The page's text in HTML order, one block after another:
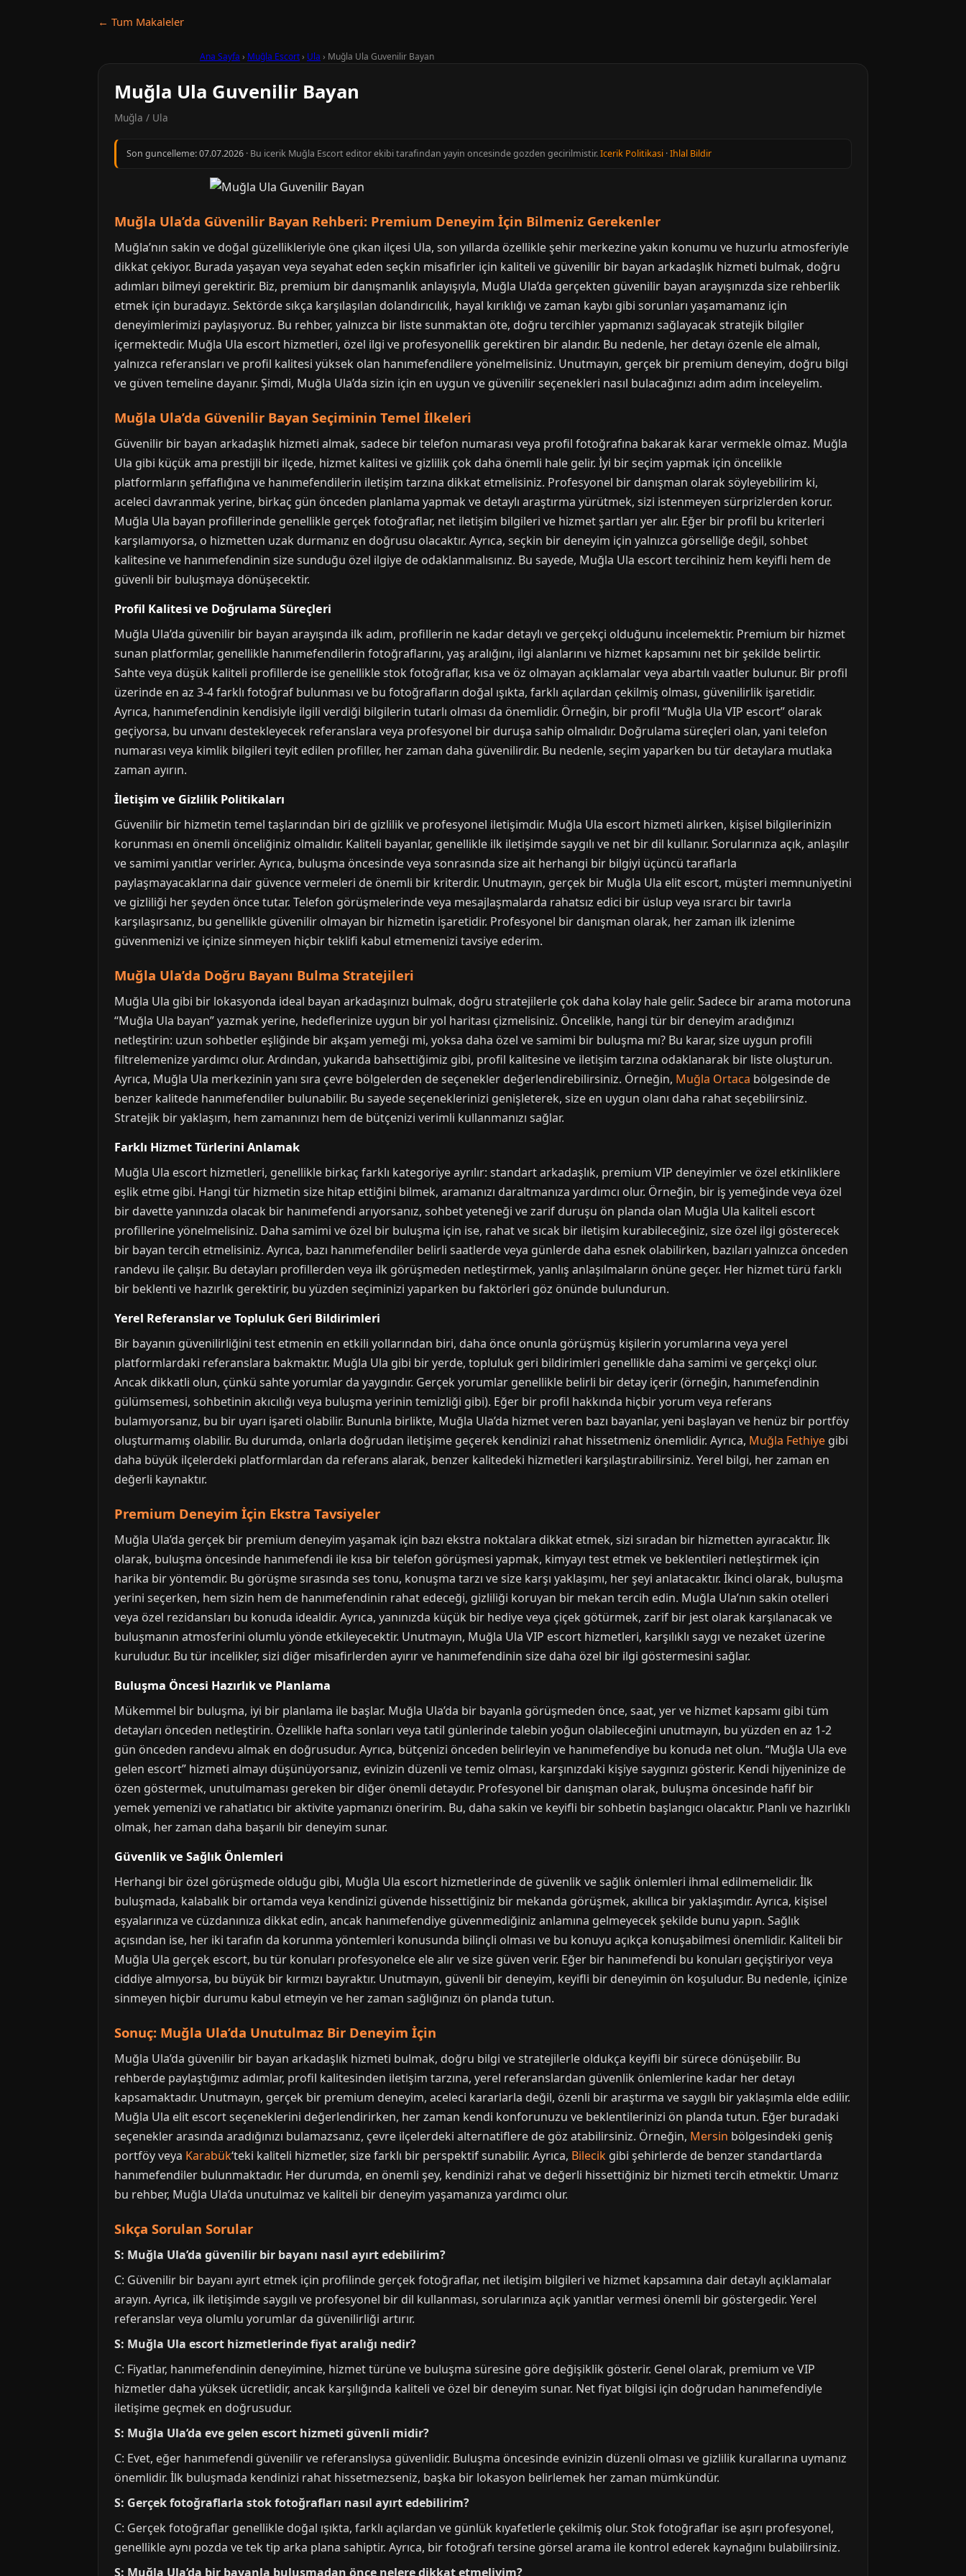
← Tum Makaleler
Ana Sayfa › Muğla Escort› Ula › Muğla Ula Guvenilir Bayan
Muğla Ula Guvenilir Bayan
Muğla / Ula
Son guncelleme:07.07.2026 · Bu icerik Muğla Escort editor ekibi tarafindan yayin oncesinde gozden gecirilmistir.Icerik Politikasi ·Ihlal Bildir
Muğla Ula’da Güvenilir Bayan Rehberi: Premium Deneyim İçin Bilmeniz Gerekenler
Muğla’nın sakin ve doğal güzellikleriyle öne çıkan ilçesi Ula, son yıllarda özellikle şehir merkezine yakın konumu ve huzurlu atmosferiyle
dikkat çekiyor. Burada yaşayan veya seyahat eden seçkin misafirler için kaliteli ve güvenilir bir bayan arkadaşlık hizmeti bulmak, doğru
adımları bilmeyi gerektirir. Biz, premium bir danışmanlık anlayışıyla, Muğla Ula’da gerçekten güvenilir bayan arayışınızda size rehberlik
etmek için buradayız. Sektörde sıkça karşılaşılan dolandırıcılık, hayal kırıklığı ve zaman kaybı gibi sorunları yaşamamanız için
deneyimlerimizi paylaşıyoruz. Bu rehber, yalnızca bir liste sunmaktan öte, doğru tercihler yapmanızı sağlayacak stratejik bilgiler
içermektedir. Muğla Ula escort hizmetleri, özel ilgi ve profesyonellik gerektiren bir alandır. Bu nedenle, her detayı özenle ele almalı,
yalnızca referansları ve profil kalitesi yüksek olan hanımefendilere yönelmelisiniz. Unutmayın, gerçek bir premium deneyim, doğru bilgi
ve güven temeline dayanır. Şimdi, Muğla Ula’da sizin için en uygun ve güvenilir seçenekleri nasıl bulacağınızı adım adım inceleyelim.
Muğla Ula’da Güvenilir Bayan Seçiminin Temel İlkeleri
Güvenilir bir bayan arkadaşlık hizmeti almak, sadece bir telefon numarası veya profil fotoğrafına bakarak karar vermekle olmaz. Muğla
Ula gibi küçük ama prestijli bir ilçede, hizmet kalitesi ve gizlilik çok daha önemli hale gelir. İyi bir seçim yapmak için öncelikle
platformların şeffaflığına ve hanımefendilerin iletişim tarzına dikkat etmelisiniz. Profesyonel bir danışman olarak söyleyebilirim ki,
aceleci davranmak yerine, birkaç gün önceden planlama yapmak ve detaylı araştırma yürütmek, sizi istenmeyen sürprizlerden korur.
Muğla Ula bayan profillerinde genellikle gerçek fotoğraflar, net iletişim bilgileri ve hizmet şartları yer alır. Eğer bir profil bu kriterleri
karşılamıyorsa, o hizmetten uzak durmanız en doğrusu olacaktır. Ayrıca, seçkin bir deneyim için yalnızca görselliğe değil, sohbet
kalitesine ve hanımefendinin size sunduğu özel ilgiye de odaklanmalısınız. Bu sayede, Muğla Ula escort tercihiniz hem keyifli hem de
güvenli bir buluşmaya dönüşecektir.
Profil Kalitesi ve Doğrulama Süreçleri
Muğla Ula’da güvenilir bir bayan arayışında ilk adım, profillerin ne kadar detaylı ve gerçekçi olduğunu incelemektir. Premium bir hizmet
sunan platformlar, genellikle hanımefendilerin fotoğraflarını, yaş aralığını, ilgi alanlarını ve hizmet kapsamını net bir şekilde belirtir.
Sahte veya düşük kaliteli profillerde ise genellikle stok fotoğraflar, kısa ve öz olmayan açıklamalar veya abartılı vaatler bulunur. Bir profil
üzerinde en az 3-4 farklı fotoğraf bulunması ve bu fotoğrafların doğal ışıkta, farklı açılardan çekilmiş olması, güvenilirlik işaretidir.
Ayrıca, hanımefendinin kendisiyle ilgili verdiği bilgilerin tutarlı olması da önemlidir. Örneğin, bir profil “Muğla Ula VIP escort” olarak
geçiyorsa, bu unvanı destekleyecek referanslara veya profesyonel bir duruşa sahip olmalıdır. Doğrulama süreçleri olan, yani telefon
numarası veya kimlik bilgileri teyit edilen profiller, her zaman daha güvenilirdir. Bu nedenle, seçim yaparken bu tür detaylara mutlaka
zaman ayırın.
İletişim ve Gizlilik Politikaları
Güvenilir bir hizmetin temel taşlarından biri de gizlilik ve profesyonel iletişimdir. Muğla Ula escort hizmeti alırken, kişisel bilgilerinizin
korunması en önemli önceliğiniz olmalıdır. Kaliteli bayanlar, genellikle ilk iletişimde saygılı ve net bir dil kullanır. Sorularınıza açık, anlaşılır
ve samimi yanıtlar verirler. Ayrıca, buluşma öncesinde veya sonrasında size ait herhangi bir bilgiyi üçüncü taraflarla
paylaşmayacaklarına dair güvence vermeleri de önemli bir kriterdir. Unutmayın, gerçek bir Muğla Ula elit escort, müşteri memnuniyetini
ve gizliliği her şeyden önce tutar. Telefon görüşmelerinde veya mesajlaşmalarda rahatsız edici bir üslup veya ısrarcı bir tavırla
karşılaşırsanız, bu genellikle güvenilir olmayan bir hizmetin işaretidir. Profesyonel bir danışman olarak, her zaman ilk izlenime
güvenmenizi ve içinize sinmeyen hiçbir teklifi kabul etmemenizi tavsiye ederim.
Muğla Ula’da Doğru Bayanı Bulma Stratejileri
Muğla Ula gibi bir lokasyonda ideal bayan arkadaşınızı bulmak, doğru stratejilerle çok daha kolay hale gelir. Sadece bir arama motoruna
“Muğla Ula bayan” yazmak yerine, hedeflerinize uygun bir yol haritası çizmelisiniz. Öncelikle, hangi tür bir deneyim aradığınızı
netleştirin: uzun sohbetler eşliğinde bir akşam yemeği mi, yoksa daha özel ve samimi bir buluşma mı? Bu karar, size uygun profili
filtrelemenize yardımcı olur. Ardından, yukarıda bahsettiğimiz gibi, profil kalitesine ve iletişim tarzına odaklanarak bir liste oluşturun.
Ayrıca, Muğla Ula merkezinin yanı sıra çevre bölgelerden de seçenekler değerlendirebilirsiniz. Örneğin, Muğla Ortaca bölgesinde de
benzer kalitede hanımefendiler bulunabilir. Bu sayede seçeneklerinizi genişleterek, size en uygun olanı daha rahat seçebilirsiniz.
Stratejik bir yaklaşım, hem zamanınızı hem de bütçenizi verimli kullanmanızı sağlar.
Farklı Hizmet Türlerini Anlamak
Muğla Ula escort hizmetleri, genellikle birkaç farklı kategoriye ayrılır: standart arkadaşlık, premium VIP deneyimler ve özel etkinliklere
eşlik etme gibi. Hangi tür hizmetin size hitap ettiğini bilmek, aramanızı daraltmanıza yardımcı olur. Örneğin, bir iş yemeğinde veya özel
bir davette yanınızda olacak bir hanımefendi arıyorsanız, sohbet yeteneği ve zarif duruşu ön planda olan Muğla Ula kaliteli escort
profillerine yönelmelisiniz. Daha samimi ve özel bir buluşma için ise, rahat ve sıcak bir iletişim kurabileceğiniz, size özel ilgi gösterecek
bir bayan tercih etmelisiniz. Ayrıca, bazı hanımefendiler belirli saatlerde veya günlerde daha esnek olabilirken, bazıları yalnızca önceden
randevu ile çalışır. Bu detayları profillerden veya ilk görüşmeden netleştirmek, yanlış anlaşılmaların önüne geçer. Her hizmet türü farklı
bir beklenti ve hazırlık gerektirir, bu yüzden seçiminizi yaparken bu faktörleri göz önünde bulundurun.
Yerel Referanslar ve Topluluk Geri Bildirimleri
Bir bayanın güvenilirliğini test etmenin en etkili yollarından biri, daha önce onunla görüşmüş kişilerin yorumlarına veya yerel
platformlardaki referanslara bakmaktır. Muğla Ula gibi bir yerde, topluluk geri bildirimleri genellikle daha samimi ve gerçekçi olur.
Ancak dikkatli olun, çünkü sahte yorumlar da yaygındır. Gerçek yorumlar genellikle belirli bir detay içerir (örneğin, hanımefendinin
gülümsemesi, sohbetinin akıcılığı veya buluşma yerinin temizliği gibi). Eğer bir profil hakkında hiçbir yorum veya referans
bulamıyorsanız, bu bir uyarı işareti olabilir. Bununla birlikte, Muğla Ula’da hizmet veren bazı bayanlar, yeni başlayan ve henüz bir portföy
oluşturmamış olabilir. Bu durumda, onlarla doğrudan iletişime geçerek kendinizi rahat hissetmeniz önemlidir. Ayrıca, Muğla Fethiye gibi
daha büyük ilçelerdeki platformlardan da referans alarak, benzer kalitedeki hizmetleri karşılaştırabilirsiniz. Yerel bilgi, her zaman en
değerli kaynaktır.
Premium Deneyim İçin Ekstra Tavsiyeler
Muğla Ula’da gerçek bir premium deneyim yaşamak için bazı ekstra noktalara dikkat etmek, sizi sıradan bir hizmetten ayıracaktır. İlk
olarak, buluşma öncesinde hanımefendi ile kısa bir telefon görüşmesi yapmak, kimyayı test etmek ve beklentileri netleştirmek için
harika bir yöntemdir. Bu görüşme sırasında ses tonu, konuşma tarzı ve size karşı yaklaşımı, her şeyi anlatacaktır. İkinci olarak, buluşma
yerini seçerken, hem sizin hem de hanımefendinin rahat edeceği, gizliliği koruyan bir mekan tercih edin. Muğla Ula’nın sakin otelleri
veya özel rezidansları bu konuda idealdir. Ayrıca, yanınızda küçük bir hediye veya çiçek götürmek, zarif bir jest olarak karşılanacak ve
buluşmanın atmosferini olumlu yönde etkileyecektir. Unutmayın, Muğla Ula VIP escort hizmetleri, karşılıklı saygı ve nezaket üzerine
kuruludur. Bu tür incelikler, sizi diğer misafirlerden ayırır ve hanımefendinin size daha özel bir ilgi göstermesini sağlar.
Buluşma Öncesi Hazırlık ve Planlama
Mükemmel bir buluşma, iyi bir planlama ile başlar. Muğla Ula’da bir bayanla görüşmeden önce, saat, yer ve hizmet kapsamı gibi tüm
detayları önceden netleştirin. Özellikle hafta sonları veya tatil günlerinde talebin yoğun olabileceğini unutmayın, bu yüzden en az 1-2
gün önceden randevu almak en doğrusudur. Ayrıca, bütçenizi önceden belirleyin ve hanımefendiye bu konuda net olun. “Muğla Ula eve
gelen escort” hizmeti almayı düşünüyorsanız, evinizin düzenli ve temiz olması, karşınızdaki kişiye saygınızı gösterir. Kendi hijyeninize de
özen göstermek, unutulmaması gereken bir diğer önemli detaydır. Profesyonel bir danışman olarak, buluşma öncesinde hafif bir
yemek yemenizi ve rahatlatıcı bir aktivite yapmanızı öneririm. Bu, daha sakin ve keyifli bir sohbetin başlangıcı olacaktır. Planlı ve hazırlıklı
olmak, her zaman daha başarılı bir deneyim sunar.
Güvenlik ve Sağlık Önlemleri
Herhangi bir özel görüşmede olduğu gibi, Muğla Ula escort hizmetlerinde de güvenlik ve sağlık önlemleri ihmal edilmemelidir. İlk
buluşmada, kalabalık bir ortamda veya kendinizi güvende hissettiğiniz bir mekanda görüşmek, akıllıca bir yaklaşımdır. Ayrıca, kişisel
eşyalarınıza ve cüzdanınıza dikkat edin, ancak hanımefendiye güvenmediğiniz anlamına gelmeyecek şekilde bunu yapın. Sağlık
açısından ise, her iki tarafın da korunma yöntemleri konusunda bilinçli olması ve bu konuyu açıkça konuşabilmesi önemlidir. Kaliteli bir
Muğla Ula gerçek escort, bu tür konuları profesyonelce ele alır ve size güven verir. Eğer bir hanımefendi bu konuları geçiştiriyor veya
ciddiye almıyorsa, bu büyük bir kırmızı bayraktır. Unutmayın, güvenli bir deneyim, keyifli bir deneyimin ön koşuludur. Bu nedenle, içinize
sinmeyen hiçbir durumu kabul etmeyin ve her zaman sağlığınızı ön planda tutun.
Sonuç: Muğla Ula’da Unutulmaz Bir Deneyim İçin
Muğla Ula’da güvenilir bir bayan arkadaşlık hizmeti bulmak, doğru bilgi ve stratejilerle oldukça keyifli bir sürece dönüşebilir. Bu
rehberde paylaştığımız adımlar, profil kalitesinden iletişim tarzına, yerel referanslardan güvenlik önlemlerine kadar her detayı
kapsamaktadır. Unutmayın, gerçek bir premium deneyim, aceleci kararlarla değil, özenli bir araştırma ve saygılı bir yaklaşımla elde edilir.
Muğla Ula elit escort seçeneklerini değerlendirirken, her zaman kendi konforunuzu ve beklentilerinizi ön planda tutun. Eğer buradaki
seçenekler arasında aradığınızı bulamazsanız, çevre ilçelerdeki alternatiflere de göz atabilirsiniz. Örneğin, Mersin bölgesindeki geniş
portföy veya Karabük‘teki kaliteli hizmetler, size farklı bir perspektif sunabilir. Ayrıca, Bilecik gibi şehirlerde de benzer standartlarda
hanımefendiler bulunmaktadır. Her durumda, en önemli şey, kendinizi rahat ve değerli hissettiğiniz bir hizmeti tercih etmektir. Umarız
bu rehber, Muğla Ula’da unutulmaz ve kaliteli bir deneyim yaşamanıza yardımcı olur.
Sıkça Sorulan Sorular
S: Muğla Ula’da güvenilir bir bayanı nasıl ayırt edebilirim?
C: Güvenilir bir bayanı ayırt etmek için profilinde gerçek fotoğraflar, net iletişim bilgileri ve hizmet kapsamına dair detaylı açıklamalar
arayın. Ayrıca, ilk iletişimde saygılı ve profesyonel bir dil kullanması, sorularınıza açık yanıtlar vermesi önemli bir göstergedir. Yerel
referanslar veya olumlu yorumlar da güvenilirliği artırır.
S: Muğla Ula escort hizmetlerinde fiyat aralığı nedir?
C: Fiyatlar, hanımefendinin deneyimine, hizmet türüne ve buluşma süresine göre değişiklik gösterir. Genel olarak, premium ve VIP
hizmetler daha yüksek ücretlidir, ancak karşılığında kaliteli ve özel bir deneyim sunar. Net fiyat bilgisi için doğrudan hanımefendiyle
iletişime geçmek en doğrusudur.
S: Muğla Ula’da eve gelen escort hizmeti güvenli midir?
C: Evet, eğer hanımefendi güvenilir ve referanslıysa güvenlidir. Buluşma öncesinde evinizin düzenli olması ve gizlilik kurallarına uymanız
önemlidir. İlk buluşmada kendinizi rahat hissetmezseniz, başka bir lokasyon belirlemek her zaman mümkündür.
S: Gerçek fotoğraflarla stok fotoğrafları nasıl ayırt edebilirim?
C: Gerçek fotoğraflar genellikle doğal ışıkta, farklı açılardan ve günlük kıyafetlerle çekilmiş olur. Stok fotoğraflar ise aşırı profesyonel,
genellikle aynı pozda ve tek tip arka plana sahiptir. Ayrıca, bir fotoğrafı tersine görsel arama ile kontrol ederek kaynağını bulabilirsiniz.
S: Muğla Ula’da bir bayanla buluşmadan önce nelere dikkat etmeliyim?